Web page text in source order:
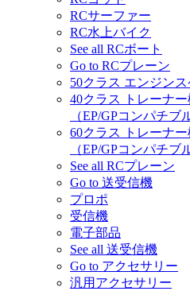
RCサーファー
RC水上バイク
See all RCボート
Go to RCプレーン
50クラス エンジン
40クラス トレーナ
（EP/GPコンパチブ
60クラス トレーナ
（EP/GPコンパチブ
See all RCプレーン
Go to 送受信機
プロポ
受信機
電子部品
See all 送受信機
Go to アクセサリー
汎用アクセサリー